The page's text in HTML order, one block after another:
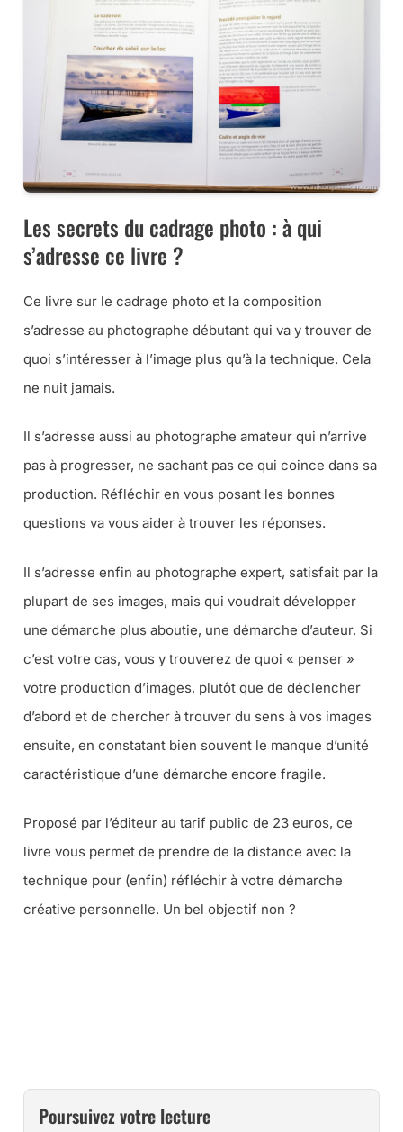
Les secrets du cadrage photo : à qui
s’adresse ce livre ?
Ce livre sur le cadrage photo et la composition
s’adresse au photographe débutant qui va y trouver de
quoi s’intéresser à l’image plus qu’à la technique. Cela
ne nuit jamais.
Il s’adresse aussi au photographe amateur qui n’arrive
pas à progresser, ne sachant pas ce qui coince dans sa
production. Réfléchir en vous posant les bonnes
questions va vous aider à trouver les réponses.
Il s’adresse enfin au photographe expert, satisfait par la
plupart de ses images, mais qui voudrait développer
une démarche plus aboutie, une démarche d’auteur. Si
c’est votre cas, vous y trouverez de quoi « penser »
votre production d’images, plutôt que de déclencher
d’abord et de chercher à trouver du sens à vos images
ensuite, en constatant bien souvent le manque d’unité
caractéristique d’une démarche encore fragile.
Proposé par l’éditeur au tarif public de 23 euros, ce
livre vous permet de prendre de la distance avec la
technique pour (enfin) réfléchir à votre démarche
créative personnelle. Un bel objectif non ?
Poursuivez votre lecture